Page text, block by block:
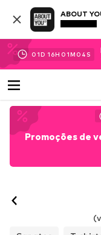
ABOUT
01D 16H 01M 03 S
Promoções de